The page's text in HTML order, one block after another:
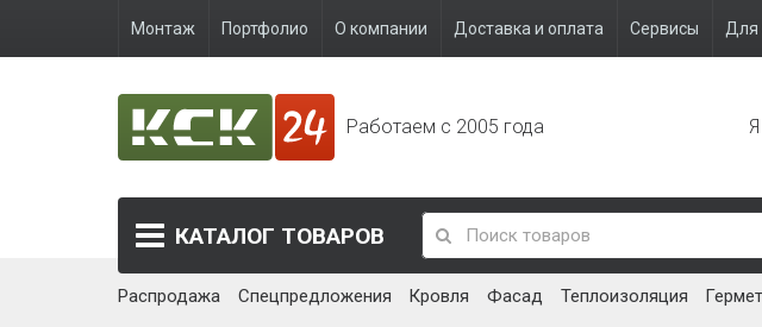
Монтаж Портфолио О компании Доставка и оплата Сервисы Для
Работаем с 2005 года
КАТАЛОГ ТОВАРОВ
Распродажа Спецпредложения Кровля Фасад Теплоизоляция